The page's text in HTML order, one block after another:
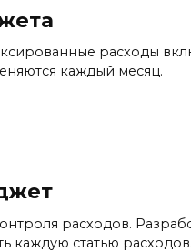
расходы
каждый месяц.
расходов.
каждую статью расходов.